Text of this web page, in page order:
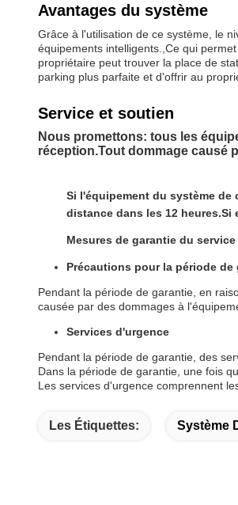
Avantages du système
Grâce à l'utilisation de ce système, le
équipements intelligents.,Ce qui
propriétaire peut trouver la place de
parking plus parfaite et d'offrir au
Service et soutien
Nous promettons: tous les
réception.Tout dommage causé
Si l'équipement du système
distance dans les 12 heures.Si
Mesures de garantie du
Précautions pour la période de
Pendant la période de garantie, en
causée par des dommages à
Services d'urgence
Pendant la période de garantie, des
Dans la période de garantie, une fois
Les services d'urgence comprennent
Les Étiquettes: Système